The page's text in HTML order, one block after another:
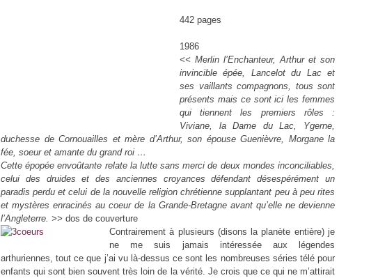
442 pages
1986
<< Merlin l’Enchanteur, Arthur et son
invincible épée, Lancelot du Lac et
ses vaillants compagnons, tous sont
présents mais ce sont ici les femmes
qui tiennent les premiers rôles :
Viviane, la Dame du Lac, Ygerne,
duchesse de Cornouailles et mère d’Arthur, son épouse Guenièvre, Morgane la
fée, soeur et amante du grand roi …
Cette épopée envoûtante relate la lutte sans merci de deux mondes inconciliables,
celui des druides et des anciennes croyances défendant désespérément un
paradis perdu et celui de la nouvelle religion chrétienne supplantant peu à peu rites
et mystères enracinés au coeur de la Grande-Bretagne avant qu’elle ne devienne
l’Angleterre. >> dos de couverture
Contrairement à plusieurs (disons la planète entière) je
ne me suis jamais intéressée aux légendes
arthuriennes, tout ce que j’ai vu là-dessus ce sont les nombreuses séries télé pour
enfants qui sont bien souvent très loin de la vérité. Je crois que ce qui ne m’attirait